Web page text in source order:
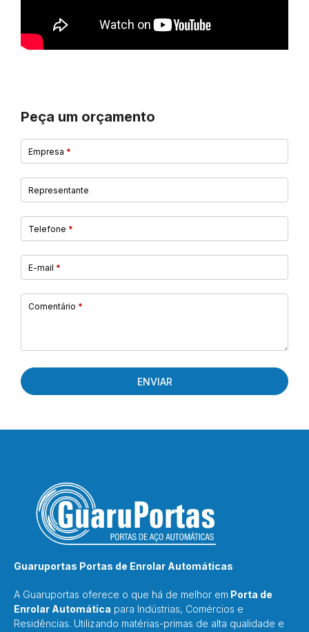
Peça um orçamento
Empresa *
Representante
Telefone *
E-mail *
Comentário *
ENVIAR
Guaruportas Portas de Enrolar Automáticas
A Guaruportas oferece o que há de melhor em Porta de
Enrolar Automática para Indústrias, Comércios e
Residências. Utilizando matérias-primas de alta qualidade e